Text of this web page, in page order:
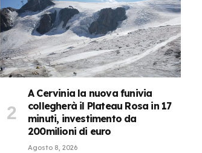
A Cervinia la nuova funivia
collegherà il Plateau Rosa in 17
minuti, investimento da
200milioni di euro
Agosto 8, 2026